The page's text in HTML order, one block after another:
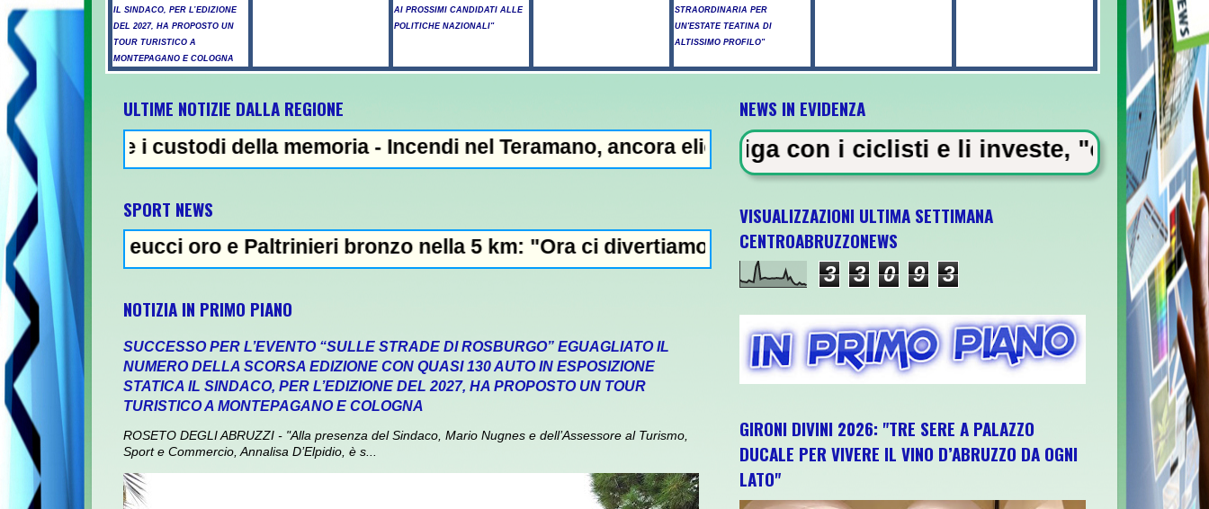
IL SINDACO, PER L’EDIZIONE
DEL 2027, HA PROPOSTO UN
TOUR TURISTICO A
MONTEPAGANO E COLOGNA
AI PROSSIMI CANDIDATI ALLE
POLITICHE NAZIONALI"
STRAORDINARIA PER
UN'ESTATE TEATINA DI
ALTISSIMO PROFILO"
ULTIME NOTIZIE DALLA REGIONE
della memoria - Incendi nel Teramano, ancora elicotteri in azione -
SPORT NEWS
oro e Paltrinieri bronzo nella 5 km: "Ora ci divertiamo in staffetta"- L'Italia U21 il 5 ottobre a Pescara l'ultima gara di
NOTIZIA IN PRIMO PIANO
SUCCESSO PER L’EVENTO “SULLE STRADE DI ROSBURGO” EGUAGLIATO IL
NUMERO DELLA SCORSA EDIZIONE CON QUASI 130 AUTO IN ESPOSIZIONE
STATICA IL SINDACO, PER L’EDIZIONE DEL 2027, HA PROPOSTO UN TOUR
TURISTICO A MONTEPAGANO E COLOGNA
ROSETO DEGLI ABRUZZI - "Alla presenza del Sindaco, Mario Nugnes e dell’Assessore al Turismo,
Sport e Commercio, Annalisa D’Elpidio, è s...
NEWS IN EVIDENZA
NEWS IN EVIDENZA - Litiga con i ciclisti e li investe, "chiedo perdono ai
VISUALIZZAZIONI ULTIMA SETTIMANA
CENTROABRUZZONEWS
3 3 0 9 3
GIRONI DIVINI 2026: "TRE SERE A PALAZZO
DUCALE PER VIVERE IL VINO D’ABRUZZO DA OGNI
LATO"